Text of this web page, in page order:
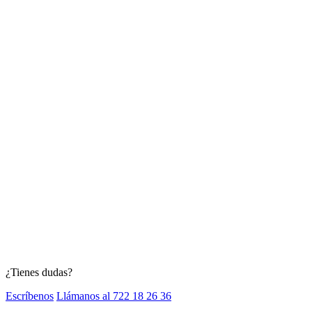
¿Tienes dudas?
Escríbenos Llámanos al 722 18 26 36